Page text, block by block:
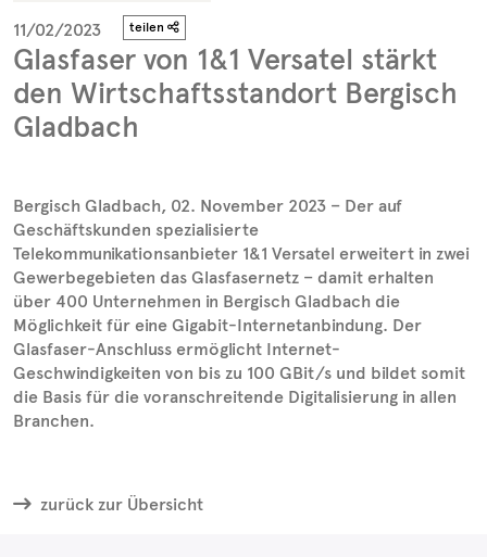
11/02/2023 teilen
Glasfaser von 1&1 Versatel stärkt
den Wirtschaftsstandort Bergisch
Gladbach
Bergisch Gladbach, 02. November 2023 – Der auf
Geschäftskunden spezialisierte
Telekommunikationsanbieter 1&1 Versatel erweitert in zwei
Gewerbegebieten das Glasfasernetz – damit erhalten
über 400 Unternehmen in Bergisch Gladbach die
Möglichkeit für eine Gigabit-Internetanbindung. Der
Glasfaser-Anschluss ermöglicht Internet-
Geschwindigkeiten von bis zu 100 GBit/s und bildet somit
die Basis für die voranschreitende Digitalisierung in allen
Branchen.
zurück zur Übersicht